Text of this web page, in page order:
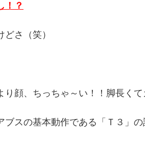
！？
さ（笑）
り顔、ちっちゃ～い！！脚長くて
ブスの基本動作である「Ｔ３」の